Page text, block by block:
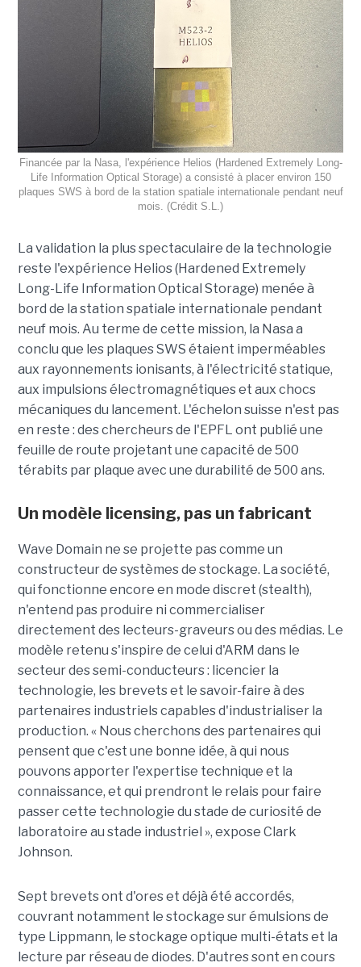
Financée par la Nasa, l'expérience Helios (Hardened Extremely Long-
Life Information Optical Storage) a consisté à placer environ 150
plaques SWS à bord de la station spatiale internationale pendant neuf
mois. (Crédit S.L.)
La validation la plus spectaculaire de la technologie
reste l'expérience Helios (Hardened Extremely
Long-Life Information Optical Storage) menée à
bord de la station spatiale internationale pendant
neuf mois. Au terme de cette mission, la Nasa a
conclu que les plaques SWS étaient imperméables
aux rayonnements ionisants, à l'électricité statique,
aux impulsions électromagnétiques et aux chocs
mécaniques du lancement. L'échelon suisse n'est pas
en reste : des chercheurs de l'EPFL ont publié une
feuille de route projetant une capacité de 500
térabits par plaque avec une durabilité de 500 ans.
Un modèle licensing, pas un fabricant
Wave Domain ne se projette pas comme un
constructeur de systèmes de stockage. La société,
qui fonctionne encore en mode discret (stealth),
n'entend pas produire ni commercialiser
directement des lecteurs-graveurs ou des médias. Le
modèle retenu s'inspire de celui d'ARM dans le
secteur des semi-conducteurs : licencier la
technologie, les brevets et le savoir-faire à des
partenaires industriels capables d'industrialiser la
production. « Nous cherchons des partenaires qui
pensent que c'est une bonne idée, à qui nous
pouvons apporter l'expertise technique et la
connaissance, et qui prendront le relais pour faire
passer cette technologie du stade de curiosité de
laboratoire au stade industriel », expose Clark
Johnson.
Sept brevets ont d'ores et déjà été accordés,
couvrant notamment le stockage sur émulsions de
type Lippmann, le stockage optique multi-états et la
lecture par réseau de diodes. D'autres sont en cours